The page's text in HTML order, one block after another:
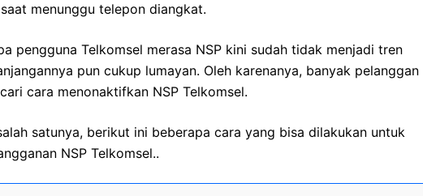
menunggu telepon diangkat.
pengguna Telkomsel merasa NSP kini sudah tidak menjadi tren
pun cukup lumayan. Oleh karenanya, banyak pelanggan
cara menonaktifkan NSP Telkomsel.
satunya, berikut ini beberapa cara yang bisa dilakukan untuk
NSP Telkomsel..